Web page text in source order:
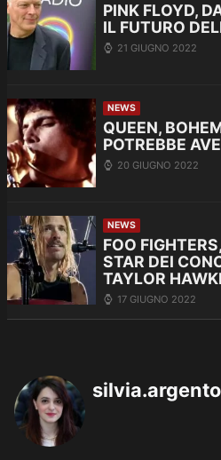
PINK FLOYD,
IL FUTURO
21 GIUGNO 2022
NEWS
QUEEN,
POTREBBE
20 GIUGNO 2022
NEWS
FOO
STAR DEI
TAYLOR
17 GIUGNO 2022
silvia.argento